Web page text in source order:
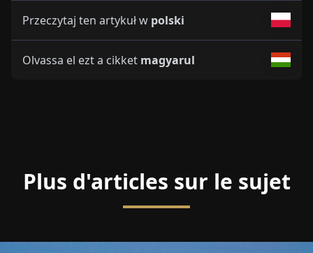
Przeczytaj ten artykuł w polski
Olvassa el ezt a cikket magyarul
Plus d'articles sur le sujet